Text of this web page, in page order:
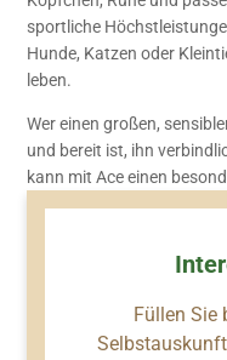
sportliche
Hunde, Katzen oder
leben.
Wer einen großen,
und bereit ist, ihn
kann mit Ace einen
Füllen Sie